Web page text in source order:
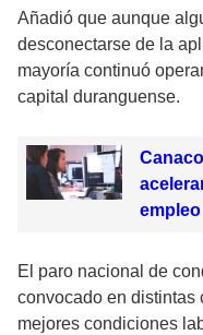
Añadió que aunque
desconectarse de la
mayoría continuó
capital duranguense.
empleo
El paro nacional de
convocado en distintas
mejores condiciones